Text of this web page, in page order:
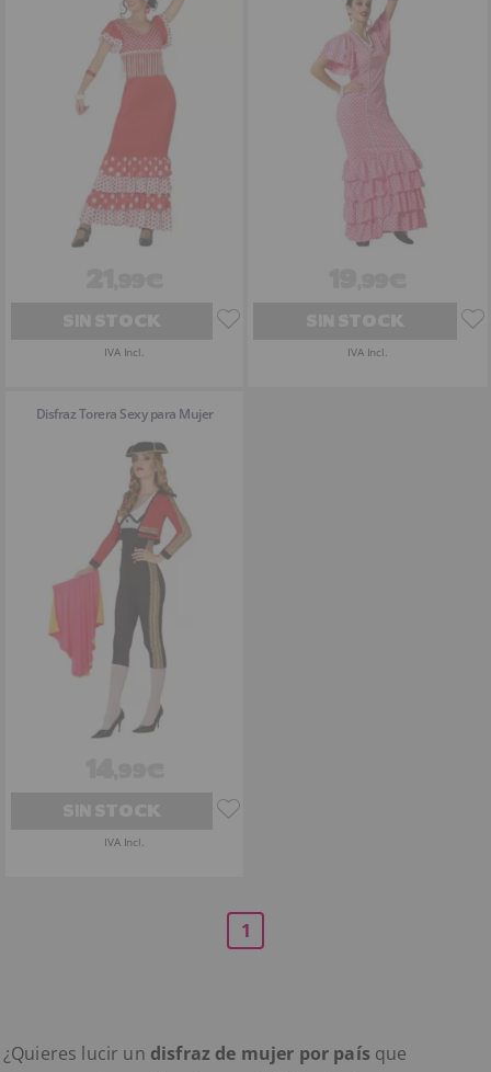
IVA Incl. IVA Incl.
Disfraz Torera Sexy para Mujer
IVA Incl.
1
¿Quieres lucir un disfraz de mujer por país que